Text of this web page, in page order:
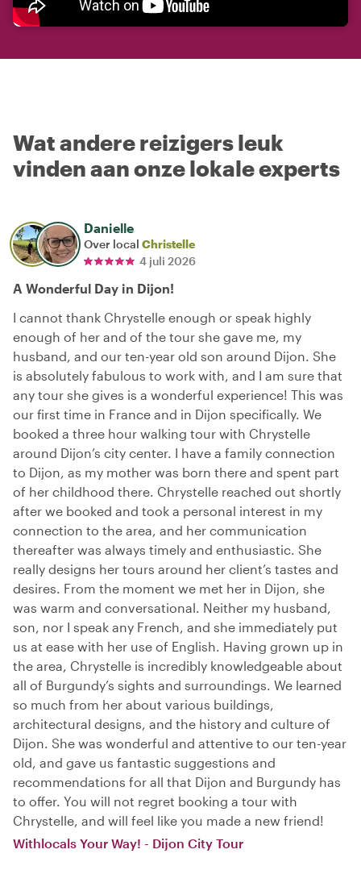
Wat andere reizigers leuk
vinden aan onze lokale experts
Danielle
Over local Christelle
4 juli 2026
A Wonderful Day in Dijon!
I cannot thank Chrystelle enough or speak highly
enough of her and of the tour she gave me, my
husband, and our ten-year old son around Dijon. She
is absolutely fabulous to work with, and I am sure that
any tour she gives is a wonderful experience! This was
our first time in France and in Dijon specifically. We
booked a three hour walking tour with Chrystelle
around Dijon’s city center. I have a family connection
to Dijon, as my mother was born there and spent part
of her childhood there. Chrystelle reached out shortly
after we booked and took a personal interest in my
connection to the area, and her communication
thereafter was always timely and enthusiastic. She
really designs her tours around her client’s tastes and
desires. From the moment we met her in Dijon, she
was warm and conversational. Neither my husband,
son, nor I speak any French, and she immediately put
us at ease with her use of English. Having grown up in
the area, Chrystelle is incredibly knowledgeable about
all of Burgundy’s sights and surroundings. We learned
so much from her about various buildings,
architectural designs, and the history and culture of
Dijon. She was wonderful and attentive to our ten-year
old, and gave us fantastic suggestions and
recommendations for all that Dijon and Burgundy has
to offer. You will not regret booking a tour with
Chrystelle, and will feel like you made a new friend!
Withlocals Your Way! - Dijon City Tour